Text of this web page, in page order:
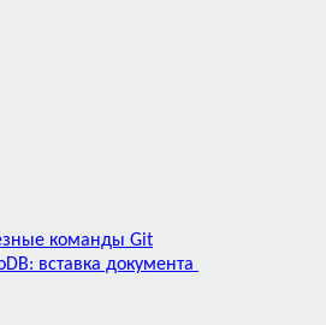
команды Git
вставка документа